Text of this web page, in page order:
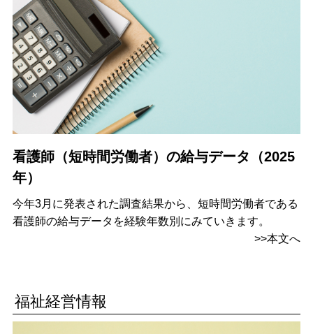
看護師（短時間労働者）の給与データ（2025
年）
今年3月に発表された調査結果から、短時間労働者である
看護師の給与データを経験年数別にみていきます。
>>本文へ
福祉経営情報